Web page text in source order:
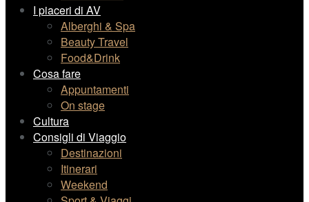
I piaceri di AV
Alberghi & Spa
Beauty Travel
Food&Drink
Cosa fare
Appuntamenti
On stage
Cultura
Consigli di Viaggio
Destinazioni
Itinerari
Weekend